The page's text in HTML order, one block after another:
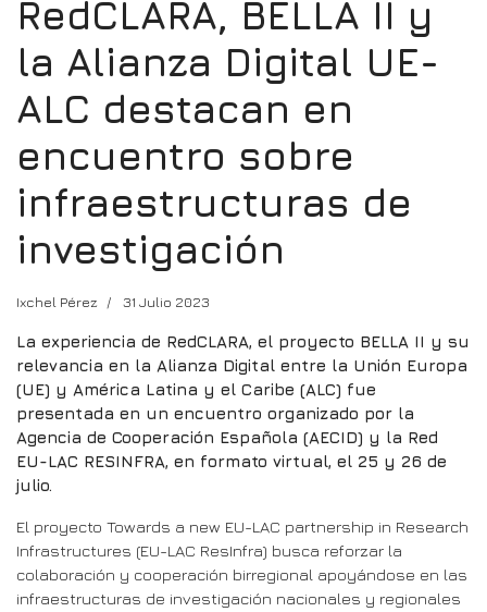
RedCLARA, BELLA II y
la Alianza Digital UE-
ALC destacan en
encuentro sobre
infraestructuras de
investigación
Ixchel Pérez 31 Julio 2023
La experiencia de RedCLARA, el proyecto BELLA II y su
relevancia en la Alianza Digital entre la Unión Europa
(UE) y América Latina y el Caribe (ALC) fue
presentada en un encuentro organizado por la
Agencia de Cooperación Española (AECID) y la Red
EU-LAC RESINFRA, en formato virtual, el 25 y 26 de
julio.
El proyecto Towards a new EU-LAC partnership in Research
Infrastructures (EU-LAC ResInfra) busca reforzar la
colaboración y cooperación birregional apoyándose en las
infraestructuras de investigación nacionales y regionales